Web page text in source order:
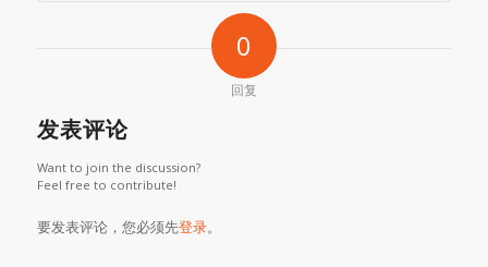
0
回复
发表评论
Want to join the discussion?
Feel free to contribute!
要发表评论，您必须先登录。